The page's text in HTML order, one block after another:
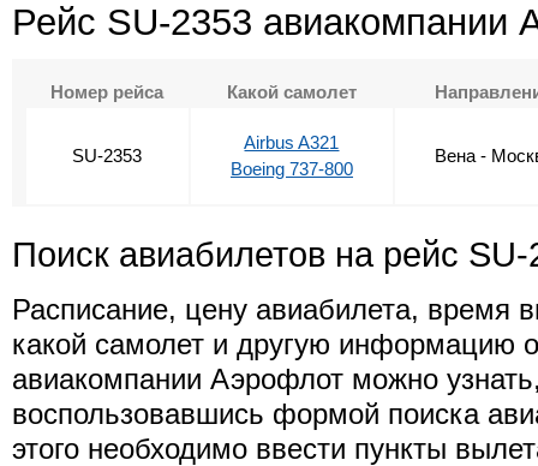
Рейс SU-2353 авиакомпании
Номер рейса Какой самолет
SU-2353
Airbus A321
Boeing 737-800
Вена -
Поиск авиабилетов на рейс SU-
Расписание, цену авиабилета, время
какой самолет и другую информацию
авиакомпании Аэрофлот можно
воспользовавшись формой поиска
этого необходимо ввести пункты